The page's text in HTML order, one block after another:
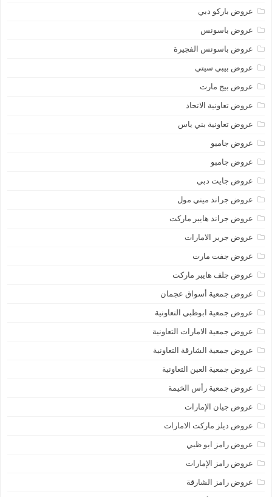
عروض باركو دبي
عروض باسونس
عروض باسونس الفجيرة
عروض بيبي سيتي
عروض بيج مارت
عروض تعاونية الاتحاد
عروض تعاونية بني ياس
عروض جامبو
عروض جامبو
عروض جايت دبي
عروض جراند ميني مول
عروض جراند هايبر ماركت
عروض جرير الامارات
عروض جفت مارت
عروض جلف هايبر ماركت
عروض جمعية أسواق عجمان
عروض جمعية ابوظبي التعاونية
عروض جمعية الامارات التعاونية
عروض جمعية الشارقة التعاونية
عروض جمعية العين التعاونية
عروض جمعية رأس الخيمة
عروض جيان الإمارات
عروض ديلز ماركت الامارات
عروض رامز ابو ظبي
عروض رامز الإمارات
عروض رامز الشارقة